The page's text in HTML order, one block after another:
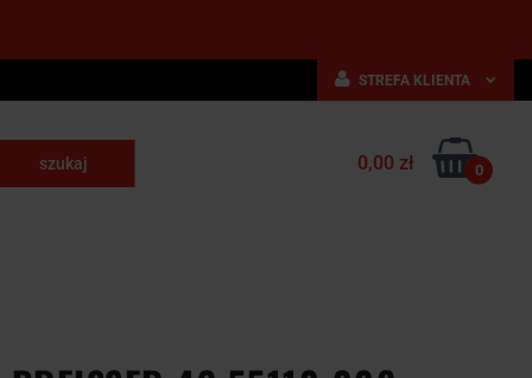
STREFA KLIENTA
Zaloguj się
Zarejestruj się
0,00 zł 0